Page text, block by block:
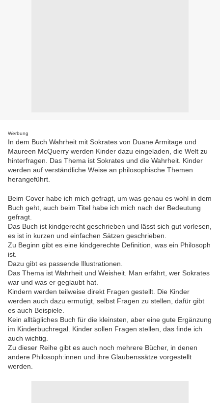
Werbung
In dem Buch Wahrheit mit Sokrates von Duane Armitage und
Maureen McQuerry werden Kinder dazu eingeladen, die Welt zu
hinterfragen. Das Thema ist Sokrates und die Wahrheit. Kinder
werden auf verständliche Weise an philosophische Themen
herangeführt.
Beim Cover habe ich mich gefragt, um was genau es wohl in dem
Buch geht, auch beim Titel habe ich mich nach der Bedeutung
gefragt.
Das Buch ist kindgerecht geschrieben und lässt sich gut vorlesen,
es ist in kurzen und einfachen Sätzen geschrieben.
Zu Beginn gibt es eine kindgerechte Definition, was ein Philosoph
ist.
Dazu gibt es passende Illustrationen.
Das Thema ist Wahrheit und Weisheit. Man erfährt, wer Sokrates
war und was er geglaubt hat.
Kindern werden teilweise direkt Fragen gestellt. Die Kinder
werden auch dazu ermutigt, selbst Fragen zu stellen, dafür gibt
es auch Beispiele.
Kein alltägliches Buch für die kleinsten, aber eine gute Ergänzung
im Kinderbuchregal. Kinder sollen Fragen stellen, das finde ich
auch wichtig.
Zu dieser Reihe gibt es auch noch mehrere Bücher, in denen
andere Philosoph:innen und ihre Glaubenssätze vorgestellt
werden.